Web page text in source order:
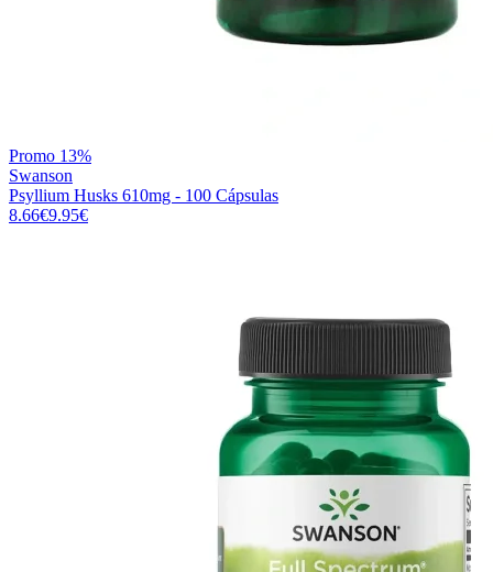
Promo 13%
Swanson
Psyllium Husks 610mg - 100 Cápsulas
8.66€9.95€